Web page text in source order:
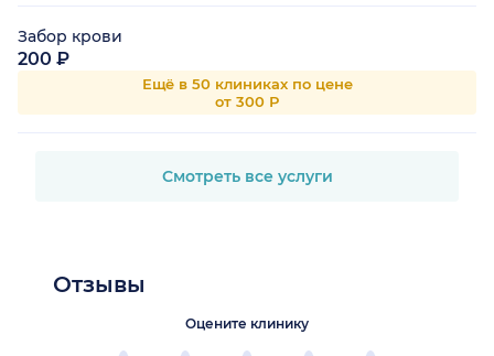
Забор крови
200 ₽
Ещё в 50 клиниках по цене
от 300 Р
Смотреть все услуги
Отзывы
Оцените клинику